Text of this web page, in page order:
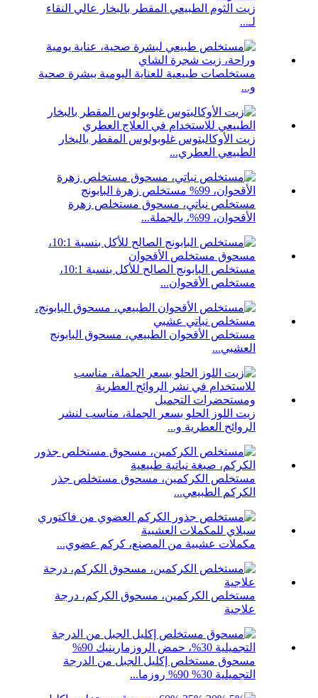
زيت الثوم الطبيعي المقطر بالبخار عالي النقاء
لـ...
مستخلصات طبيعية للعناية اليومية ببشرة صحية
و...
زيت الأوكالبتوس غلوبولوس المقطر بالبخار
الطبيعي العطري...
مستخلص نباتي، مسحوق مستخلص زهرة
الأقحوان، 99%، بالجملة...
مستخلص البابونج الصالح للأكل بنسبة 10:1،
مستخلص الأقحوان...
مستخلص الأقحوان الطبيعي، مسحوق البابونج
العشبي...
زيت اللوز الحلو بسعر الجملة، مناسب لنشر
الروائح العطرية و...
مستخلص الكركمين، مسحوق مستخلص جذر
الكركم الطبيعي...
مكملات عشبية من المصنع، كركم عضوي...
مستخلص الكركمين، مسحوق الكركم، درجة
علاجية
مسحوق مستخلص إكليل الجبل من الدرجة
التجميلية 30% 90% روزما...